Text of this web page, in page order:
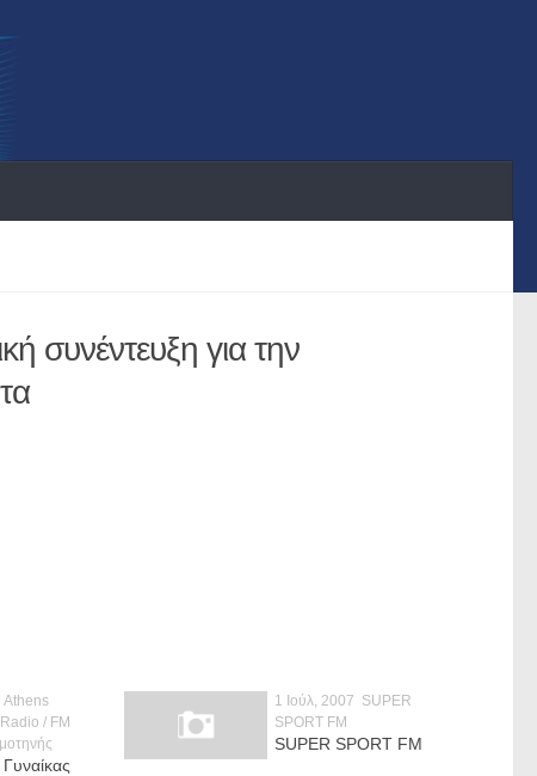
συνέντευξη για την
Athens
/ FM
1 Ιούλ, 2007 SUPER
SPORT FM
SUPER SPORT FM